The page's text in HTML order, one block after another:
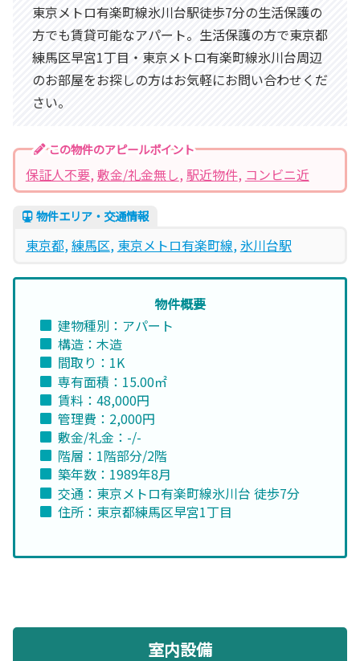
東京メトロ有楽町線氷川台駅徒歩7分の生活保護の
方でも賃貸可能なアパート。生活保護の方で東京都
練馬区早宮1丁目・東京メトロ有楽町線氷川台周辺
のお部屋をお探しの方はお気軽にお問い合わせくだ
さい。
この物件のアピールポイント
保証人不要, 敷金/礼金無し, 駅近物件, コンビニ近
物件エリア・交通情報
東京都, 練馬区, 東京メトロ有楽町線, 氷川台駅
物件概要
建物種別：アパート
構造：木造
間取り：1K
専有面積：15.00㎡
賃料：48,000円
管理費：2,000円
敷金/礼金：-/-
階層：1階部分/2階
築年数：1989年8月
交通：東京メトロ有楽町線氷川台 徒歩7分
住所：東京都練馬区早宮1丁目
室内設備